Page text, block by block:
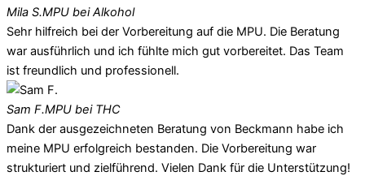
Mila S.MPU bei Alkohol
Sehr hilfreich bei der Vorbereitung auf die MPU. Die Beratung
war ausführlich und ich fühlte mich gut vorbereitet. Das Team
ist freundlich und professionell.
Sam F.MPU bei THC
Dank der ausgezeichneten Beratung von Beckmann habe ich
meine MPU erfolgreich bestanden. Die Vorbereitung war
strukturiert und zielführend. Vielen Dank für die Unterstützung!